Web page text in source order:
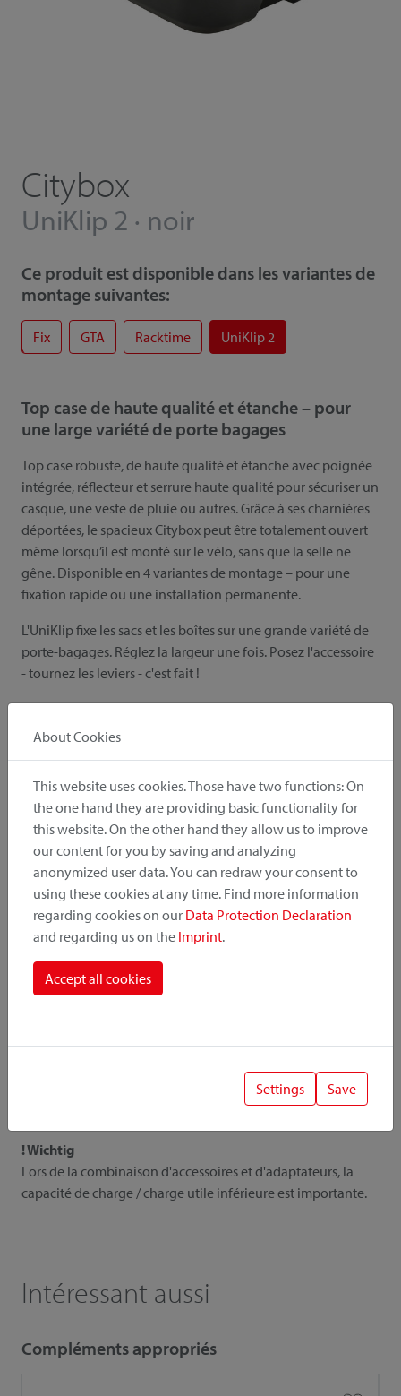
Downloads
! Wichtig
Lors de la combinaison d'accessoires et d'adaptateurs, la
capacité de charge / charge utile inférieure est importante.
Citybox
UniKlip 2 · noir
Ce produit est disponible dans les variantes de
montage suivantes:
Fix GTA Racktime UniKlip 2
Top case de haute qualité et étanche – pour
une large variété de porte bagages
Top case robuste, de haute qualité et étanche avec poignée
intégrée, réflecteur et serrure haute qualité pour sécuriser un
casque, une veste de pluie ou autres. Grâce à ses charnières
déportées, le spacieux Citybox peut être totalement ouvert
même lorsqu’il est monté sur le vélo, sans que la selle ne
gêne. Disponible en 4 variantes de montage – pour une
fixation rapide ou une installation permanente.
L'UniKlip fixe les sacs et les boîtes sur une grande variété de
porte-bagages. Réglez la largeur une fois. Posez l'accessoire
- tournez les leviers - c'est fait !
Inclus dans la livraison
Tous les détails
Intéressant aussi
Compléments appropriés
About Cookies
This website uses cookies. Those have two functions: On
the one hand they are providing basic functionality for
this website. On the other hand they allow us to improve
our content for you by saving and analyzing
anonymized user data. You can redraw your consent to
using these cookies at any time. Find more information
regarding cookies on our Data Protection Declaration
and regarding us on the Imprint.
Accept all cookies
Settings Save